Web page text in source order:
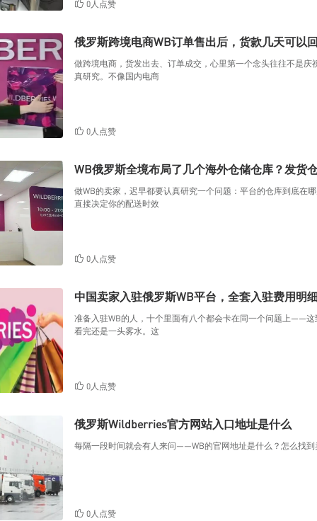
0人点赞
俄罗斯跨境电商WB订单售出后，货款几天可以
做跨境电商，货发出去、订单成交，心里第一个念头往往不是
真研究。不像国内电商
0人点赞
WB俄罗斯全境布局了几个海外仓储仓库？发货
做WB的卖家，迟早都要认真研究一个问题：平台的仓库到底在
直接决定你的配送时效
0人点赞
中国卖家入驻俄罗斯WB平台，全套入驻费用明
准备入驻WB的人，十个里面有八个都会卡在同一个问题上——
看完还是一头雾水。这
0人点赞
俄罗斯Wildberries官方网站入口地址是什么
每隔一段时间就会有人来问——WB的官网地址是什么？怎么找
0人点赞